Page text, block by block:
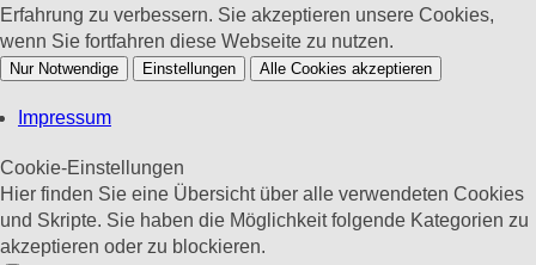
Erfahrung zu verbessern. Sie akzeptieren unsere Cookies,
wenn Sie fortfahren diese Webseite zu nutzen.
Nur Notwendige Einstellungen Alle Cookies akzeptieren
Impressum
Cookie-Einstellungen
Hier finden Sie eine Übersicht über alle verwendeten Cookies
und Skripte. Sie haben die Möglichkeit folgende Kategorien zu
akzeptieren oder zu blockieren.